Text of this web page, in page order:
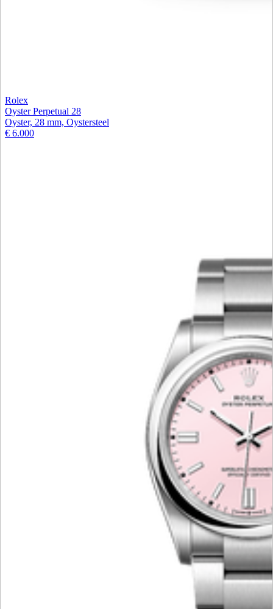
Rolex
Oyster Perpetual 28
Oyster, 28 mm, Oystersteel
€ 6.000